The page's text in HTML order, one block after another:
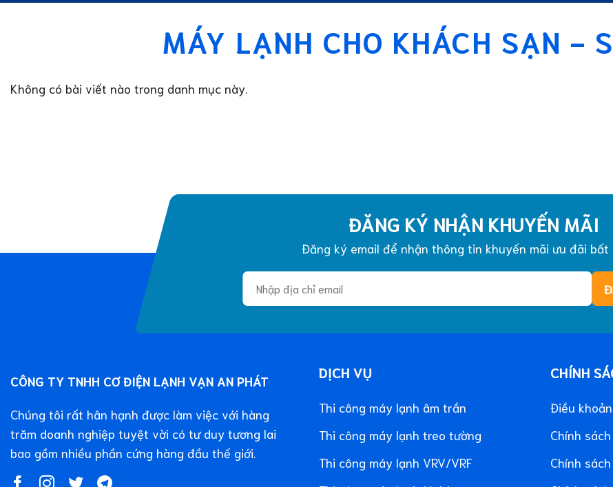
MÁY LẠNH CHO KHÁCH SẠN -
Không có bài viết nào trong danh mục này.
ĐĂNG KÝ NHẬN KHUYẾN MÃI
Đăng ký email để nhận thông tin khuyến mãi ưu đãi bất
CÔNG TY TNHH CƠ ĐIỆN LẠNH VẠN AN PHÁT
Chúng tôi rất hân hạnh được làm việc với hàng
trăm doanh nghiệp tuyệt vời có tư duy tương lai
bao gồm nhiều phần cứng hàng đầu thế giới.
DỊCH VỤ
Thi công máy lạnh âm trần
Thi công máy lạnh treo tường
Thi công máy lạnh VRV/VRF
CHÍNH
Điều
Chính
Chính